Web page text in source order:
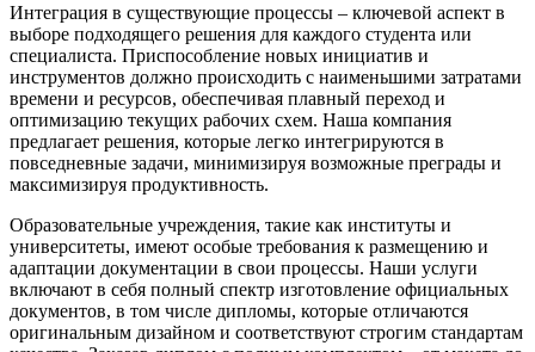
Интеграция в существующие процессы – ключевой аспект в
выборе подходящего решения для каждого студента или
специалиста. Приспособление новых инициатив и
инструментов должно происходить с наименьшими затратами
времени и ресурсов, обеспечивая плавный переход и
оптимизацию текущих рабочих схем. Наша компания
предлагает решения, которые легко интегрируются в
повседневные задачи, минимизируя возможные преграды и
максимизируя продуктивность.
Образовательные учреждения, такие как институты и
университеты, имеют особые требования к размещению и
адаптации документации в свои процессы. Наши услуги
включают в себя полный спектр изготовление официальных
документов, в том числе дипломы, которые отличаются
оригинальным дизайном и соответствуют строгим стандартам